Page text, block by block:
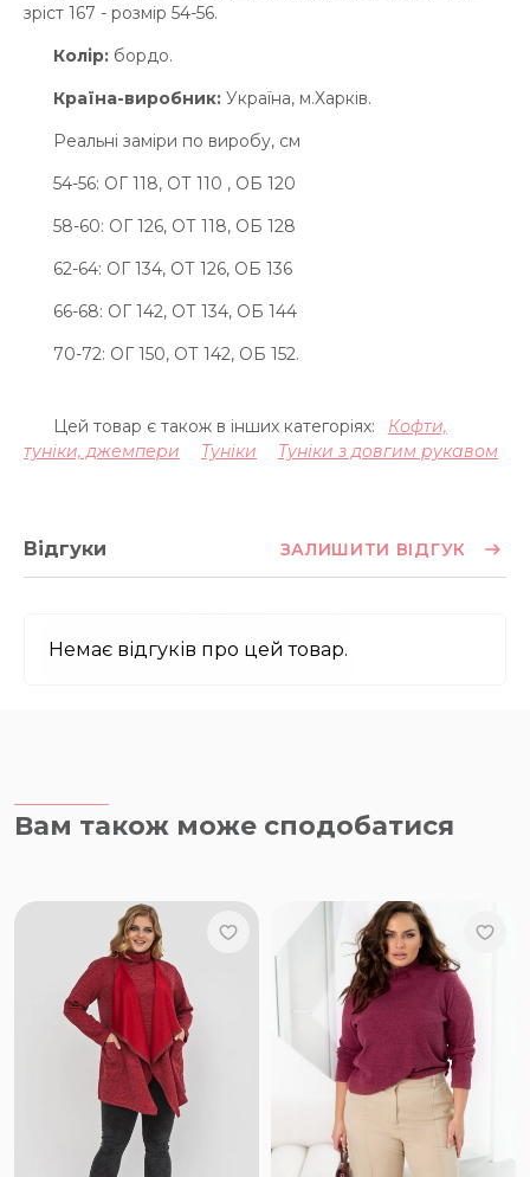
зріст 167 - розмір 54-56.
Колір: бордо.
Країна-виробник: Україна, м.Харків.
Реальні заміри по виробу, см
54-56: ОГ 118, ОТ 110 , ОБ 120
58-60: ОГ 126, ОТ 118, ОБ 128
62-64: ОГ 134, ОТ 126, ОБ 136
66-68: ОГ 142, ОТ 134, ОБ 144
70-72: ОГ 150, ОТ 142, ОБ 152.
Цей товар є також в інших категоріях:
Кофти,
туніки, джемпери
Туніки Туніки з довгим рукавом
Відгуки ЗАЛИШИТИ ВІДГУК
Немає відгуків про цей товар.
Вам також може сподобатися